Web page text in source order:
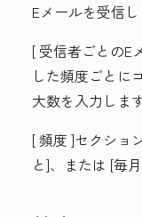
Eメールを受信
[ 受信者ごとのE
した頻度ごとに
大数を入力しま
[頻度 ]セクショ
と]、または [毎月